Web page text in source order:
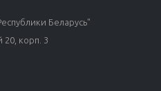
Беларусь"
20, корп. 3